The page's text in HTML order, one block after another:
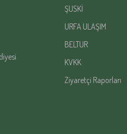
ŞUSKİ
URFA ULAŞIM
BELTUR
KVKK
Ziyaretçi Raporları